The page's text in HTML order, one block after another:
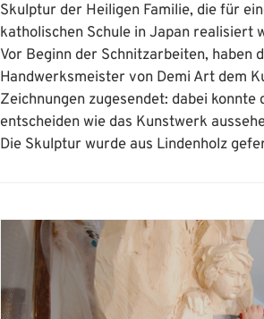
Skulptur der Heiligen Familie, die für
katholischen Schule in Japan realisiert
Vor Beginn der Schnitzarbeiten, haben
Handwerksmeister von Demi Art dem
Zeichnungen zugesendet: dabei konnte
entscheiden wie das Kunstwerk
Die Skulptur wurde aus Lindenholz